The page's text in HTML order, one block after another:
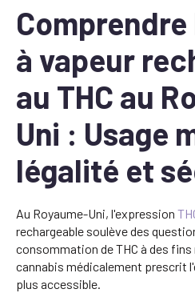
à vapeur
au THC au
Uni : Usage
légalité et
Au Royaume-Uni, l'expression
rechargeable soulève des
consommation de THC à des
cannabis médicalement prescrit
plus accessible.